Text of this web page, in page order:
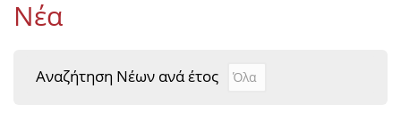
Ενημέρωση
Νέα
Αναζήτηση Νέων ανά έτος Αναζήτηση Νέων ανά
Year